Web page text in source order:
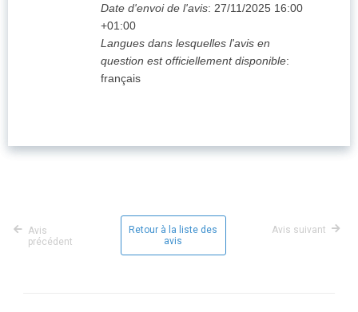
Date d'envoi de l'avis: 27/11/2025 16:00
+01:00
Langues dans lesquelles l'avis en
question est officiellement disponible:
français
Avis
précédent
Retour à la liste des
avis
Avis suivant